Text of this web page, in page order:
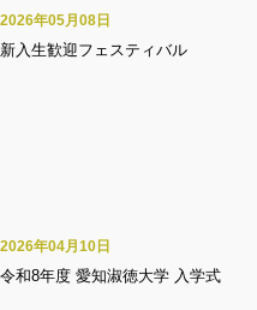
新入生歓迎フェスティバル
2026年05月08日
令和8年度 愛知淑徳大学 入学式
2026年04月10日